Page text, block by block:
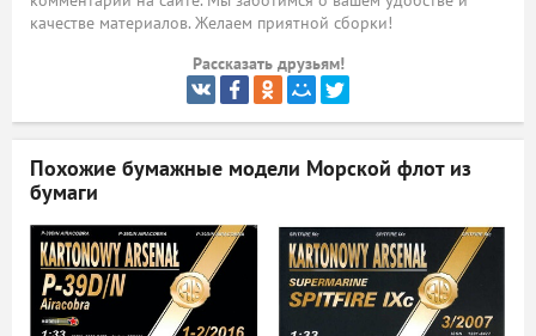
качестве материалов. Желаем приятной сборки!
Рассказать друзьям!
Похожие бумажные модели Морской флот из
бумаги